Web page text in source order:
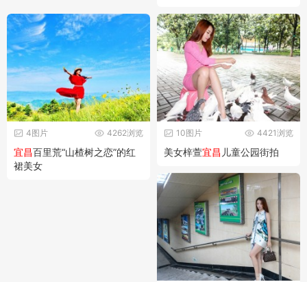
4262浏览
4图片
宜昌百里荒“山楂树之恋”的红
裙美女
4421浏览
10图片
美女梓萱宜昌 儿童公园街拍